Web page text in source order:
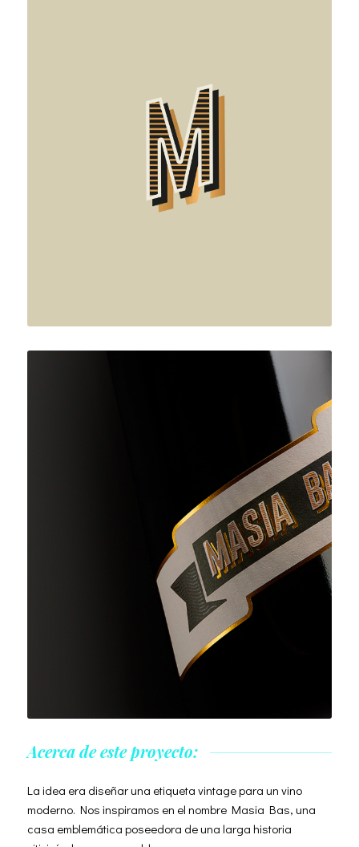
Acerca de este proyecto:
La idea era diseñar una etiqueta vintage para un vino
moderno. Nos inspiramos en el nombre Masia Bas, una
casa emblemática poseedora de una larga historia